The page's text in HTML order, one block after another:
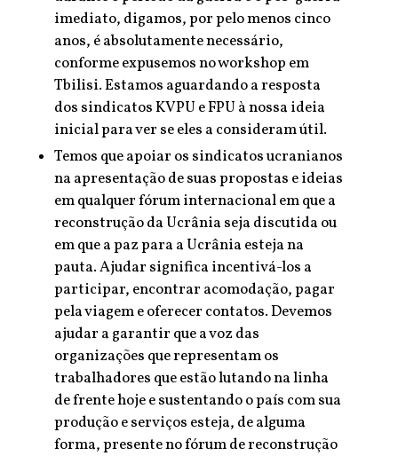
imediato, digamos, por pelo menos cinco
anos, é absolutamente necessário,
conforme expusemos no workshop em
Tbilisi. Estamos aguardando a resposta
dos sindicatos KVPU e FPU à nossa ideia
inicial para ver se eles a consideram útil.
Temos que apoiar os sindicatos ucranianos
na apresentação de suas propostas e ideias
em qualquer fórum internacional em que a
reconstrução da Ucrânia seja discutida ou
em que a paz para a Ucrânia esteja na
pauta. Ajudar significa incentivá-los a
participar, encontrar acomodação, pagar
pela viagem e oferecer contatos. Devemos
ajudar a garantir que a voz das
organizações que representam os
trabalhadores que estão lutando na linha
de frente hoje e sustentando o país com sua
produção e serviços esteja, de alguma
forma, presente no fórum de reconstrução